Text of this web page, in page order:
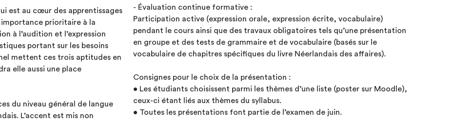
est au cœur des apprentissages
prioritaire à la
à l’audition et l’expression
portant sur les besoins
mettent ces trois aptitudes en
elle aussi une place
du niveau général de langue
L’accent est mis non
- Évaluation continue formative :
Participation active (expression orale, expression écrite, vocabulaire)
pendant le cours ainsi que des travaux obligatoires tels qu’une présentation
en groupe et des tests de grammaire et de vocabulaire (basés sur le
vocabulaire de chapitres spécifiques du livre Néerlandais des affaires).
Consignes pour le choix de la présentation :
• Les étudiants choisissent parmi les thèmes d’une liste (poster sur Moodle),
ceux-ci étant liés aux thèmes du syllabus.
• Toutes les présentations font partie de l’examen de juin.